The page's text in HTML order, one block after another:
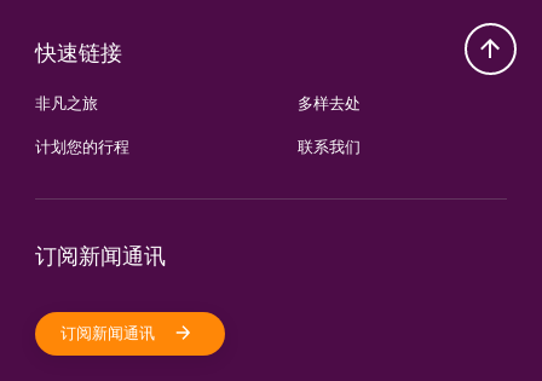
快速链接
非凡之旅
计划您的行程
多样去处
联系我们
订阅新闻通讯
订阅新闻通讯